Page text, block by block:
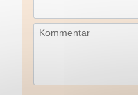
Kommentar